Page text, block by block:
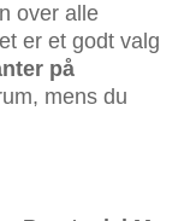
over alle
er et godt valg
på
mens du